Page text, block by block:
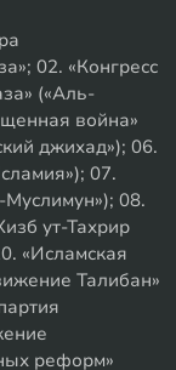
02. «Конгресс
(«Аль-
война»
джихад»); 06.
07.
08.
ут-Тахрир
«Исламская
Талибан»
реформ»